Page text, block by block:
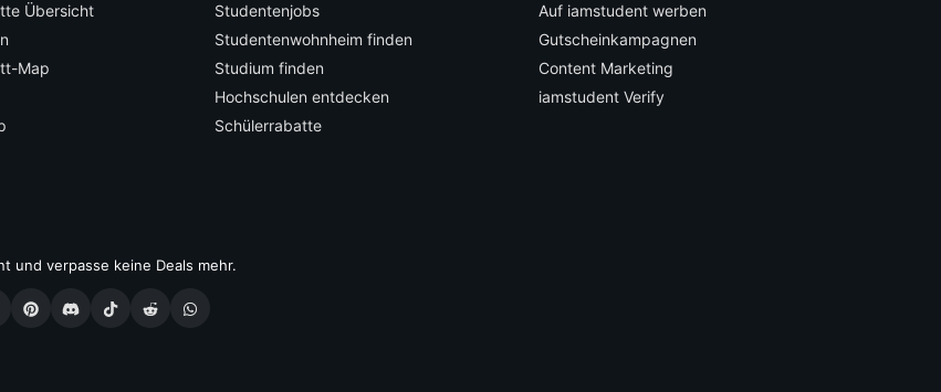
Übersicht
Map
Studentenjobs
Studentenwohnheim finden
Studium finden
Hochschulen entdecken
Schülerrabatte
Auf iamstudent werben
Gutscheinkampagnen
Content Marketing
iamstudent Verify
und verpasse keine Deals mehr.